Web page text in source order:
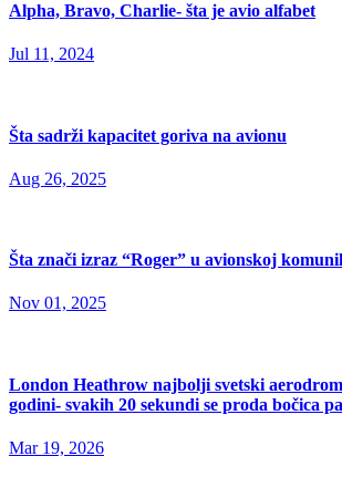
Alpha, Bravo, Charlie- šta je avio alfabet
Jul 11, 2024
Šta sadrži kapacitet goriva na avionu
Aug 26, 2025
Šta znači izraz “Roger” u avionskoj
Nov 01, 2025
London Heathrow najbolji svetski
godini- svakih 20 sekundi se proda bočica
Mar 19, 2026